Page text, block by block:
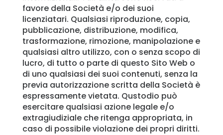
favore della Società e/o dei suoi
licenziatari. Qualsiasi riproduzione, copia,
pubblicazione, distribuzione, modifica,
trasformazione, rimozione, manipolazione e
qualsiasi altro utilizzo, con o senza scopo di
lucro, di tutto o parte di questo Sito Web o
di uno qualsiasi dei suoi contenuti, senza la
previa autorizzazione scritta della Società è
espressamente vietata. Qustodio può
esercitare qualsiasi azione legale e/o
extragiudiziale che ritenga appropriata, in
caso di possibile violazione dei propri diritti.